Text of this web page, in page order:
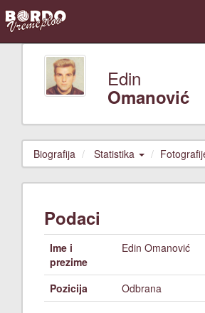
Edin
Omanović
Biografija Statistika
Podaci
Ime i
prezime
Edin Omanović
Pozicija Odbrana